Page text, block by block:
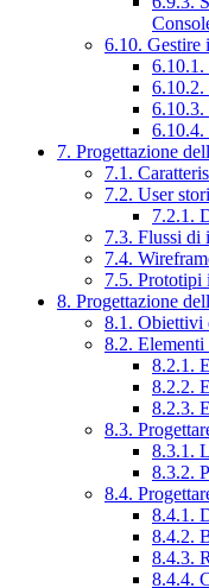
6.10. Gestire
6.10.1.
6.10.2.
6.10.3.
6.10.4.
7. Progettazione
7.1.
7.2. User
7.2.1.
7.3. Flussi di
7.4.
7.5. Prototipi
8. Progettazione
8.1. Obiettivi
8.2. Elementi
8.2.1.
8.2.2.
8.2.3.
8.3.
8.3.1.
8.3.2.
8.4.
8.4.1.
8.4.2.
8.4.3.
8.4.4.